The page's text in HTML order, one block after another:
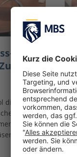
Ideen
die erste
Teams
ihre
An